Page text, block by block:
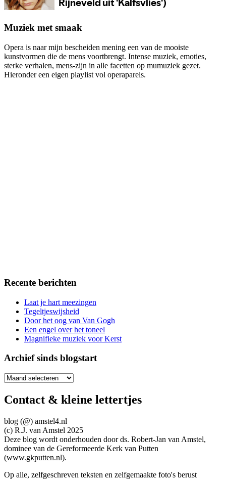
Muziek met smaak
Opera is naar mijn bescheiden mening een van de mooiste
kunstvormen die de mens voortbrengt. Intense muziek, emoties,
sterke verhalen, mens-zijn in alle facetten op mumuziek gezet.
Hieronder een eigen playlist vol operaparels.
Recente berichten
Laat je hart meezingen
Tegeltjeswijsheid
Door het oog van Van Gogh
Een engel over het toneel
Magnifieke muziek voor Kerst
Archief sinds blogstart
Archief
blogstart
Contact & kleine lettertjes
blog (@) amstel4.nl
(c) R.J. van Amstel 2025
Deze blog wordt onderhouden door ds. Robert-Jan van Amstel,
dominee van de Gereformeerde Kerk van Putten
(www.gkputten.nl).
Op alle, zelfgeschreven teksten en zelfgemaakte foto's berust